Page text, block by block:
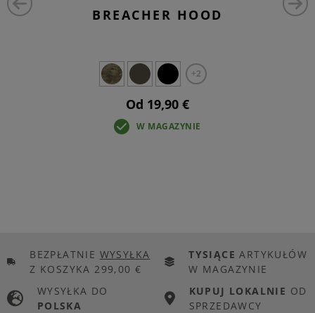
BREACHER HOOD
+2
Od 19,90 €
W MAGAZYNIE
BEZPŁATNIE WYSYŁKA
Z KOSZYKA 299,00 €
TYSIĄCE ARTYKUŁÓW
W MAGAZYNIE
WYSYŁKA DO
POLSKA
KUPUJ LOKALNIE OD
SPRZEDAWCY